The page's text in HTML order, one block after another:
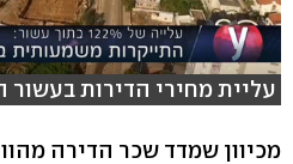
עליית מחירי הדירות בעשור